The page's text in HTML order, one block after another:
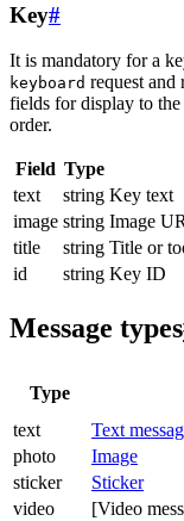
Key#
It is mandatory for a
keyboard request and
fields for display to
order.
Field Type
text
string Key text
image string Image
title
string Title or
id
string Key ID
Message types
Type
text
Text
photo
Image
sticker
Sticker
video
[Video